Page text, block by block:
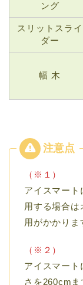
ング
スリットスライ
ダー
幅 木
（※１）
アイスマート
用する場合
用がかかりま
（※２）
アイスマート
さを260cmま